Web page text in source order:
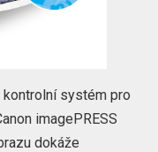
systém pro
imagePRESS
dokáže